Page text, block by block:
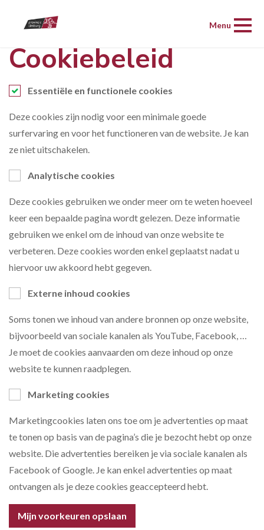
Menu
Cookiebeleid
Essentiële en functionele cookies
Deze cookies zijn nodig voor een minimale goede
surfervaring en voor het functioneren van de website. Je kan
ze niet uitschakelen.
Analytische cookies
Deze cookies gebruiken we onder meer om te weten hoeveel
keer een bepaalde pagina wordt gelezen. Deze informatie
gebruiken we enkel om de inhoud van onze website te
verbeteren. Deze cookies worden enkel geplaatst nadat u
hiervoor uw akkoord hebt gegeven.
Externe inhoud cookies
Soms tonen we inhoud van andere bronnen op onze website,
bijvoorbeeld van sociale kanalen als YouTube, Facebook, …
Je moet de cookies aanvaarden om deze inhoud op onze
website te kunnen raadplegen.
Marketing cookies
Marketingcookies laten ons toe om je advertenties op maat
te tonen op basis van de pagina’s die je bezocht hebt op onze
website. Die advertenties bereiken je via sociale kanalen als
Facebook of Google. Je kan enkel advertenties op maat
ontvangen als je deze cookies geaccepteerd hebt.
Mijn voorkeuren opslaan